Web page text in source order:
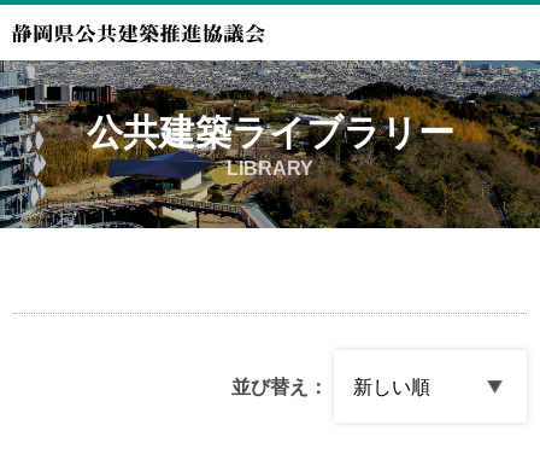
公共建築ライブラリー
LIBRARY
並び替え：